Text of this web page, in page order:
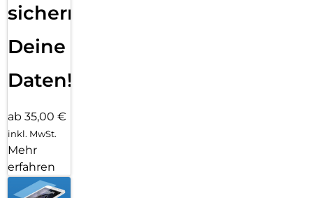
sichern
Deine
Daten!
ab 35,00 €
inkl. MwSt.
Mehr
erfahren